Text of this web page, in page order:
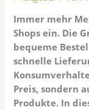
Immer mehr
Shops ein. Die
bequeme
schnelle
Preis, sondern
Produkte. In